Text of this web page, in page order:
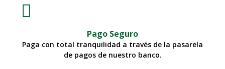
Pago Seguro
Paga con total tranquilidad a través de la pasarela
de pagos de nuestro banco.